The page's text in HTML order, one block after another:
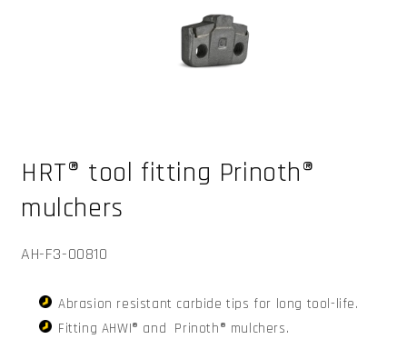
1
w
modalnym
HRT® tool fitting Prinoth®
mulchers
SKU:
AH-F3-00810
Abrasion resistant carbide tips for long tool-life.
Fitting AHWI® and Prinoth® mulchers.